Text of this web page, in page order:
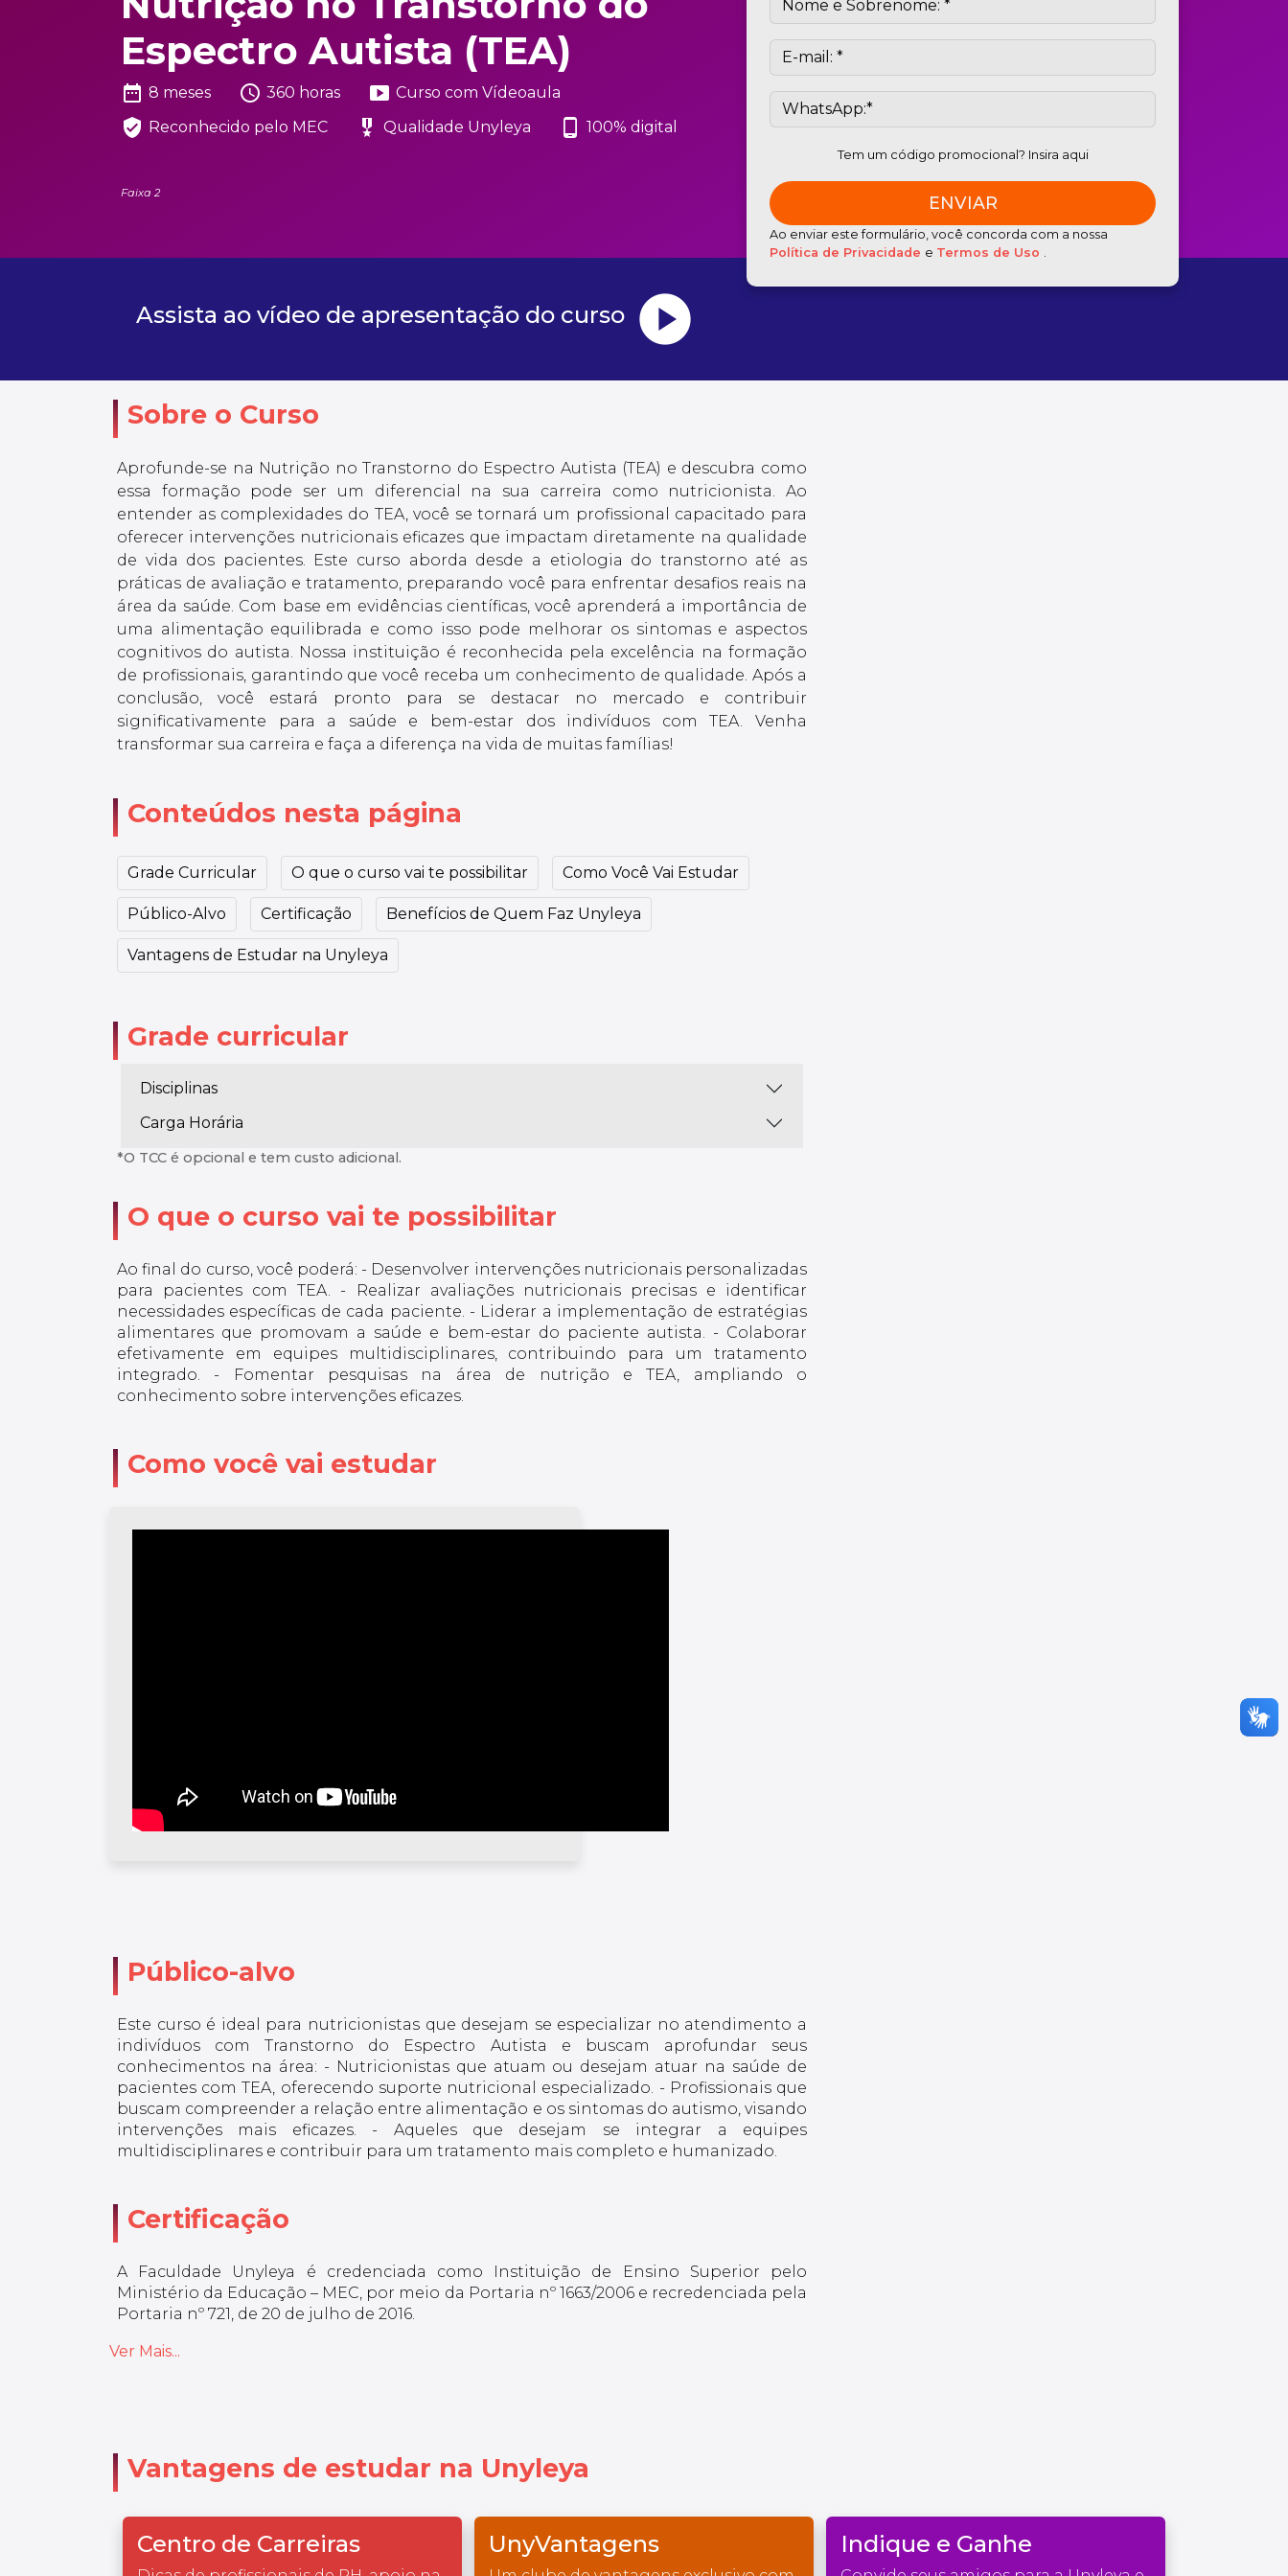
Espectro Autista (TEA)
date_range 8 meses schedule 360 horas smart_display Curso com Vídeoaula
verified_user Reconhecido pelo MEC military_tech Qualidade Unyleya phone_android 100% digital
Faixa 2
Tem um código promocional? Insira aqui
Ao enviar este formulário, você concorda com a nossa
Política de Privacidade e Termos de Uso
Assista ao vídeo de apresentação do curso play_circle
Sobre o Curso
Aprofunde-se na Nutrição no Transtorno do Espectro Autista (TEA) e descubra como
essa formação pode ser um diferencial na sua carreira como nutricionista. Ao
entender as complexidades do TEA, você se tornará um profissional capacitado para
oferecer intervenções nutricionais eficazes que impactam diretamente na qualidade
de vida dos pacientes. Este curso aborda desde a etiologia do transtorno até as
práticas de avaliação e tratamento, preparando você para enfrentar desafios reais na
área da saúde. Com base em evidências científicas, você aprenderá a importância de
uma alimentação equilibrada e como isso pode melhorar os sintomas e aspectos
cognitivos do autista. Nossa instituição é reconhecida pela excelência na formação
de profissionais, garantindo que você receba um conhecimento de qualidade. Após a
conclusão, você estará pronto para se destacar no mercado e contribuir
significativamente para a saúde e bem-estar dos indivíduos com TEA. Venha
transformar sua carreira e faça a diferença na vida de muitas famílias!
Conteúdos nesta página
Grade Curricular O que o curso vai te possibilitar Como Você Vai Estudar
Público-Alvo Certificação Benefícios de Quem Faz Unyleya
Vantagens de Estudar na Unyleya
Grade curricular
Disciplinas
Carga Horária
*O TCC é opcional e tem custo adicional.
O que o curso vai te possibilitar
Ao final do curso, você poderá: - Desenvolver intervenções nutricionais personalizadas
para pacientes com TEA. - Realizar avaliações nutricionais precisas e identificar
necessidades específicas de cada paciente. - Liderar a implementação de estratégias
alimentares que promovam a saúde e bem-estar do paciente autista. - Colaborar
efetivamente em equipes multidisciplinares, contribuindo para um tratamento
integrado. - Fomentar pesquisas na área de nutrição e TEA, ampliando o
conhecimento sobre intervenções eficazes.
Como você vai estudar
Público-alvo
Este curso é ideal para nutricionistas que desejam se especializar no atendimento a
indivíduos com Transtorno do Espectro Autista e buscam aprofundar seus
conhecimentos na área: - Nutricionistas que atuam ou desejam atuar na saúde de
pacientes com TEA, oferecendo suporte nutricional especializado. - Profissionais que
buscam compreender a relação entre alimentação e os sintomas do autismo, visando
intervenções mais eficazes. - Aqueles que desejam se integrar a equipes
multidisciplinares e contribuir para um tratamento mais completo e humanizado.
Certificação
A Faculdade Unyleya é credenciada como Instituição de Ensino Superior pelo
Ministério da Educação – MEC, por meio da Portaria nº 1663/2006 e recredenciada pela
Portaria nº 721, de 20 de julho de 2016.
Ver Mais...
Vantagens de estudar na Unyleya
Centro de Carreiras UnyVantagens Indique e Ganhe